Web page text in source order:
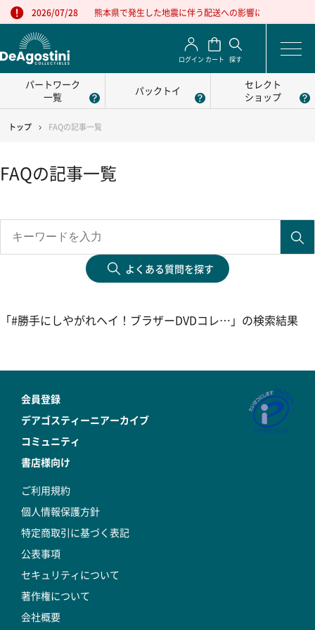
2026/07/28 熊本県で発生した地震に伴う配送への影響について
ログイン カート 探す
パートワーク
一覧
パックトイ
セレクト
ショップ
トップ FAQの記事一覧
FAQの記事一覧
よくある質問を探す
「#勝手にしやがれヘイ！ブラザーDVDコレ…」の検索結果
会員登録
デアゴスティーニアーカイブ
コミュニティ
書店様向け
ご利用規約
個人情報保護方針
特定商取引に基づく表記
公表事項
セキュリティについて
著作権について
会社概要